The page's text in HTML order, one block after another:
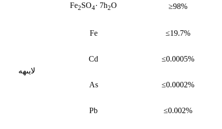
لايىھە
Fe2SO4· 7h2O ≥98%
Fe ≤19.7%
Cd ≤0.0005%
As ≤0.0002%
Pb ≤0.002%